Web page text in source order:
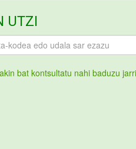
UTZI
bat kontsultatu nahi baduzu